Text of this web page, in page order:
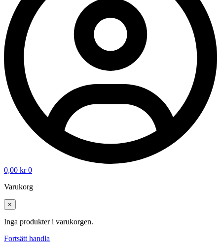
0,00 kr 0
Varukorg
×
Inga produkter i varukorgen.
Fortsätt handla